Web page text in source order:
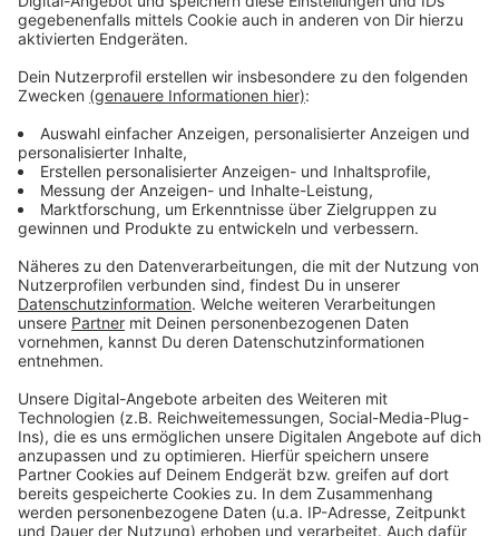
200 geplanten Flüge ausfallen wird.
Weitere Meldungen aus Leverkusen
Anzeige
Leverkusen: Feuerwehr-Einsatz in Rheindorf
Bäckereien in Leverkusen bleiben stabil